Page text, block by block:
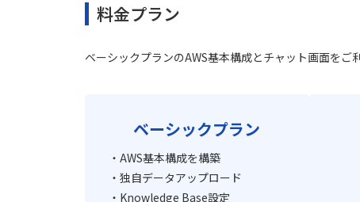
料金プラン
ベーシックプランのAWS基本構成とチャット画面を
ベーシックプラン
・AWS基本構成を構築
・独自データアップロード
・Knowledge Base設定